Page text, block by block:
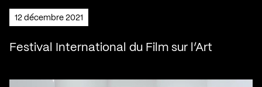
12 décembre 2021
Festival International du Film sur l’Art